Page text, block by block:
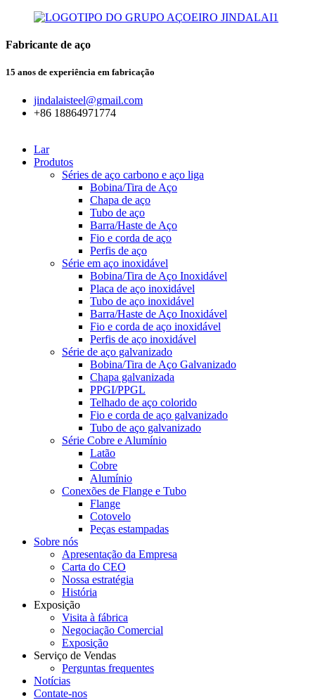
Fabricante de aço
15 anos de experiência em fabricação
jindalaisteel@gmail.com
+86 18864971774
Lar
Produtos
Séries de aço carbono e aço liga
Bobina/Tira de Aço
Chapa de aço
Tubo de aço
Barra/Haste de Aço
Fio e corda de aço
Perfis de aço
Série em aço inoxidável
Bobina/Tira de Aço Inoxidável
Placa de aço inoxidável
Tubo de aço inoxidável
Barra/Haste de Aço Inoxidável
Fio e corda de aço inoxidável
Perfis de aço inoxidável
Série de aço galvanizado
Bobina/Tira de Aço Galvanizado
Chapa galvanizada
PPGI/PPGL
Telhado de aço colorido
Fio e corda de aço galvanizado
Tubo de aço galvanizado
Série Cobre e Alumínio
Latão
Cobre
Alumínio
Conexões de Flange e Tubo
Flange
Cotovelo
Peças estampadas
Sobre nós
Apresentação da Empresa
Carta do CEO
Nossa estratégia
História
Exposição
Visita à fábrica
Negociação Comercial
Exposição
Serviço de Vendas
Perguntas frequentes
Notícias
Contate-nos